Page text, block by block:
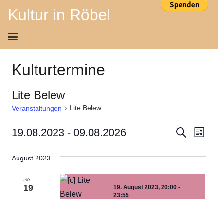
Kultur in Röbel
Kulturtermine
Lite Belew
Veranstaltungen Lite Belew
Suche
und
Suche
Liste
19.08.2023 - 09.08.2026
wählen.
August 2023
SA.
19 19. August 2023, 20:00 -
23:55